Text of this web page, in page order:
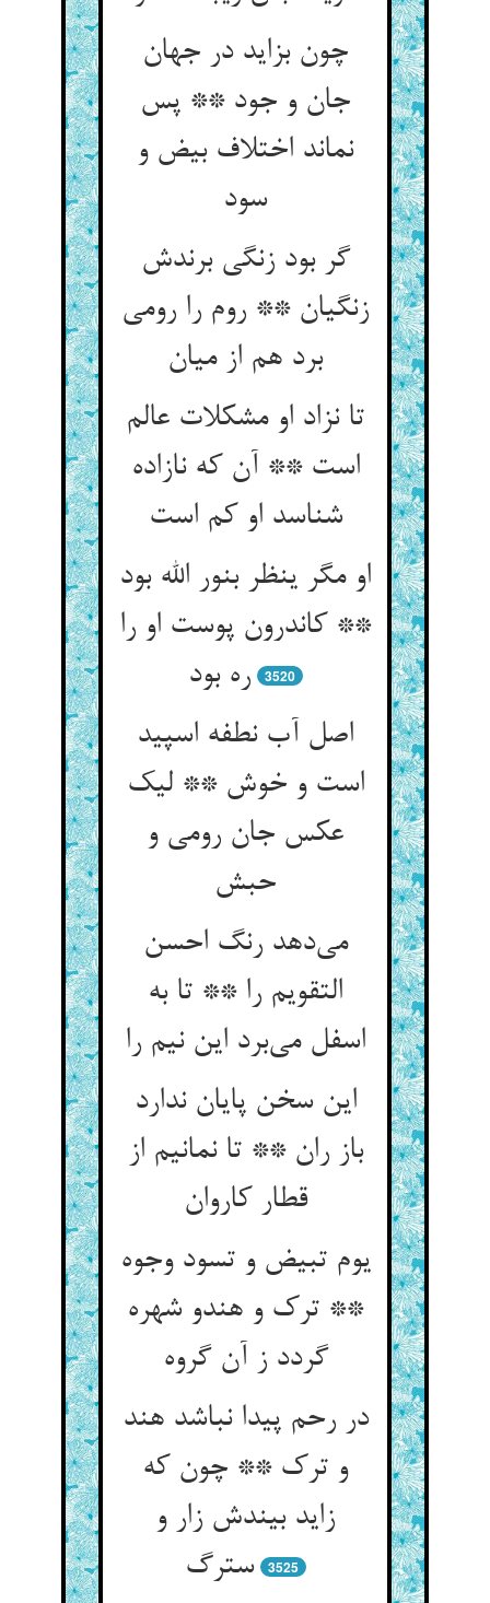
چون بزاید در جهان
جان و جود ** پس
نماند اختلاف بیض و
سود
گر بود زنگی برندش
زنگیان ** روم را رومی
تا نزاد او مشکلات عالم
است ** آن که نازاده
شناسد او کم است‌‌
او مگر ینظر بنور الله بود
** کاندرون پوست او را
ره بود
3520
اصل آب نطفه اسپید
است و خوش ** لیک
عکس جان رومی و
می‌‌دهد رنگ احسن
التقویم را ** تا به
اسفل می‌‌برد این نیم را
این سخن پایان ندارد
باز ران ** تا نمانیم از
قطار کاروان‌‌
یوم تبیض و تسود وجوه
** ترک و هندو شهره
گردد ز آن گروه‌‌
در رحم پیدا نباشد هند
و ترک ** چون که
زاید بیندش زار و
سترگ‌‌
3525